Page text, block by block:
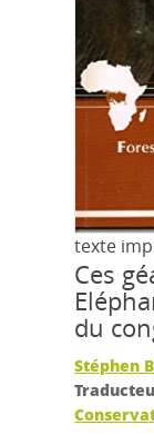
texte
Ces
du
Stéphen